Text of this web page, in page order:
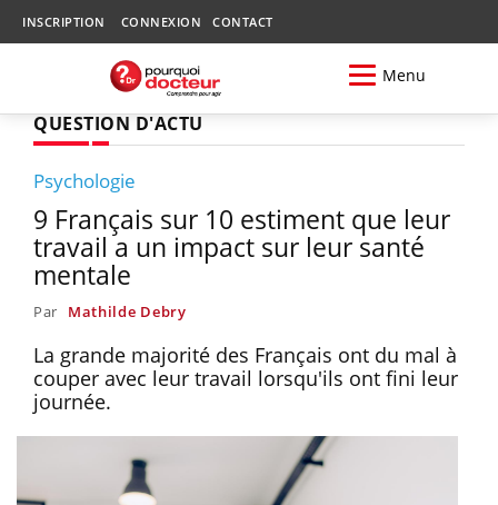
INSCRIPTION CONNEXION CONTACT
Menu
QUESTION D'ACTU
Psychologie
9 Français sur 10 estiment que leur
travail a un impact sur leur santé
mentale
Par Mathilde Debry
La grande majorité des Français ont du mal à
couper avec leur travail lorsqu'ils ont fini leur
journée.